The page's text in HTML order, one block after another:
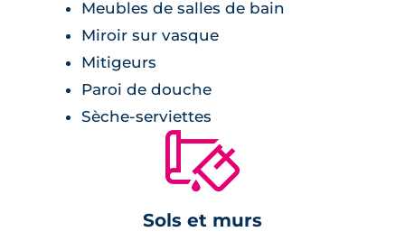
Meubles de salles de bain
Miroir sur vasque
Mitigeurs
Paroi de douche
Sèche-serviettes
🔨
Sols et murs